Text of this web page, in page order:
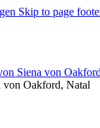
Skip to page
von Oakford, Natal